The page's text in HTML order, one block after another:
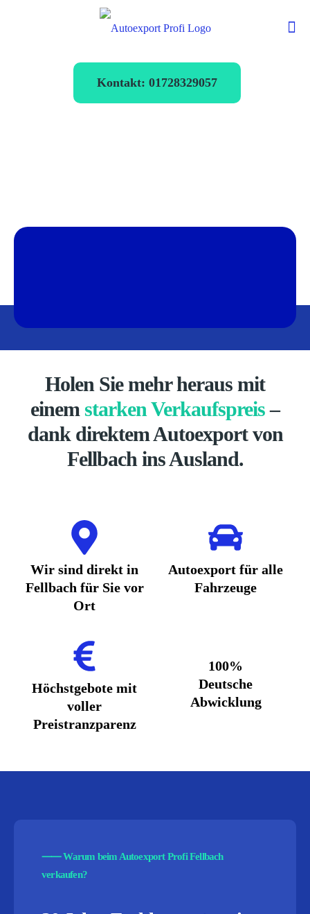
Kontakt: 01728329057
Holen Sie mehr heraus mit
einem starken Verkaufspreis–
dank direktem Autoexport von
Fellbach ins Ausland.
Wir sind direkt in
Fellbach für Sie vor
Ort
Autoexport für alle
Fahrzeuge
Höchstgebote mit
voller
Preistranzparenz
100%
Deutsche
Abwicklung
⸺Warum beim Autoexport Profi Fellbach
verkaufen?